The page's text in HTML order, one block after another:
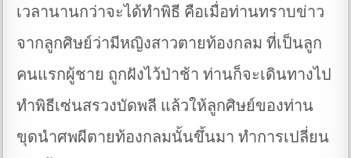
เวลานานกว่าจะได้ทำพิธี คือเมื่อท่านทราบข่าว
จากลูกศิษย์ว่ามีหญิงสาวตายท้องกลม ที่เป็นลูก
คนแรกผู้ชาย ถูกฝังไว้ป่าช้า ท่านก็จะเดินทางไป
ทำพิธีเซ่นสรวงบัดพลี แล้วให้ลูกศิษย์ของท่าน
ขุดนำศพผีตายท้องกลมนั้นขึ้นมา ทำการเปลี่ยน